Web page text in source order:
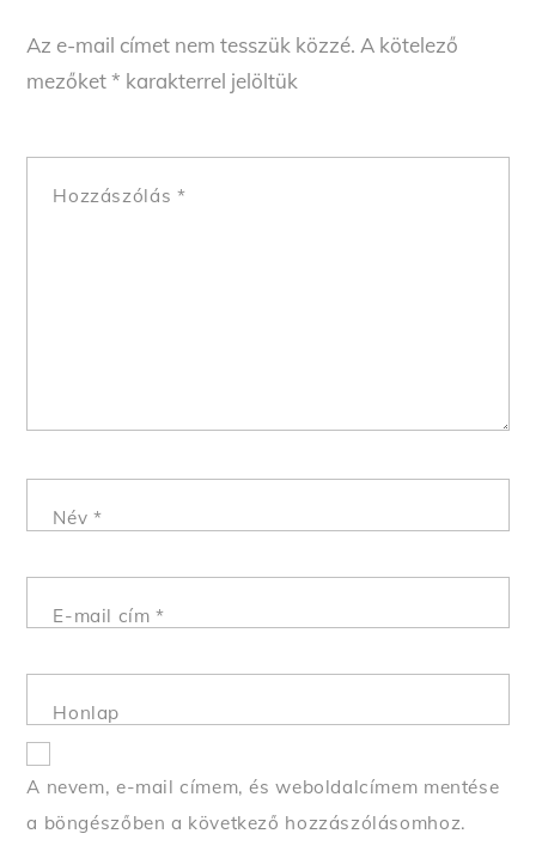
Az e-mail címet nem tesszük közzé. A kötelező
mezőket* karakterrel jelöltük
Hozzászólás *
Név *
E-mail cím*
Honlap
A nevem, e-mail címem, és weboldalcímem mentése
a böngészőben a következő hozzászólásomhoz.